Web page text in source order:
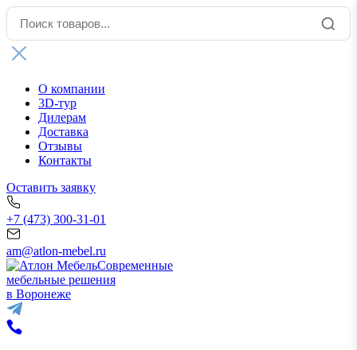
О компании
3D-тур
Дилерам
Доставка
Отзывы
Контакты
Оставить заявку
+7 (473) 300-31-01
am@atlon-mebel.ru
Современные
мебельные решения
в Воронеже